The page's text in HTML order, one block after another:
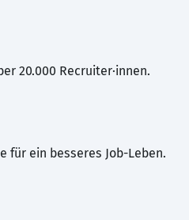
20.000 Recruiter·innen.
für ein besseres Job-Leben.